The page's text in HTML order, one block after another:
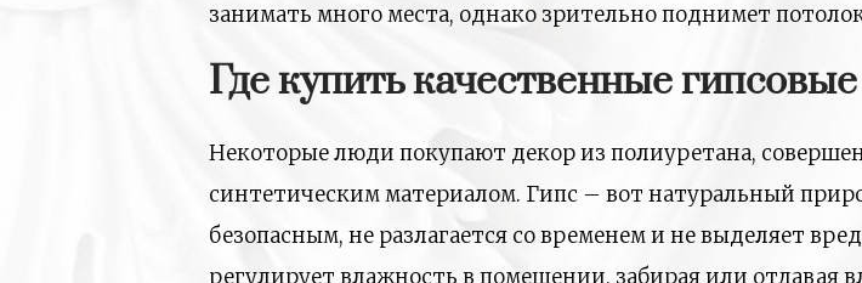
занимать много места, однако зрительно поднимет
Где купить качественные
Некоторые люди покупают декор из полиуретана,
синтетическим материалом. Гипс – вот натуральный
безопасным, не разлагается со временем и не выделяет
регулирует влажность в помещении, забирая или отдавая